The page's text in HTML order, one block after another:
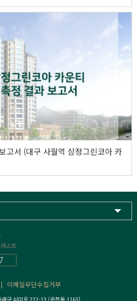
고서 (대구 사월역 삼정그린코아 카
이메일무단수집거부
구 쇠미로 222-13 (온천동 1163)